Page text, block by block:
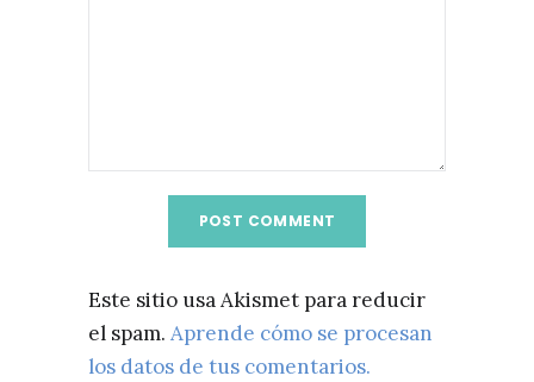
Este sitio usa Akismet para reducir
el spam. Aprende cómo se procesan
los datos de tus comentarios.